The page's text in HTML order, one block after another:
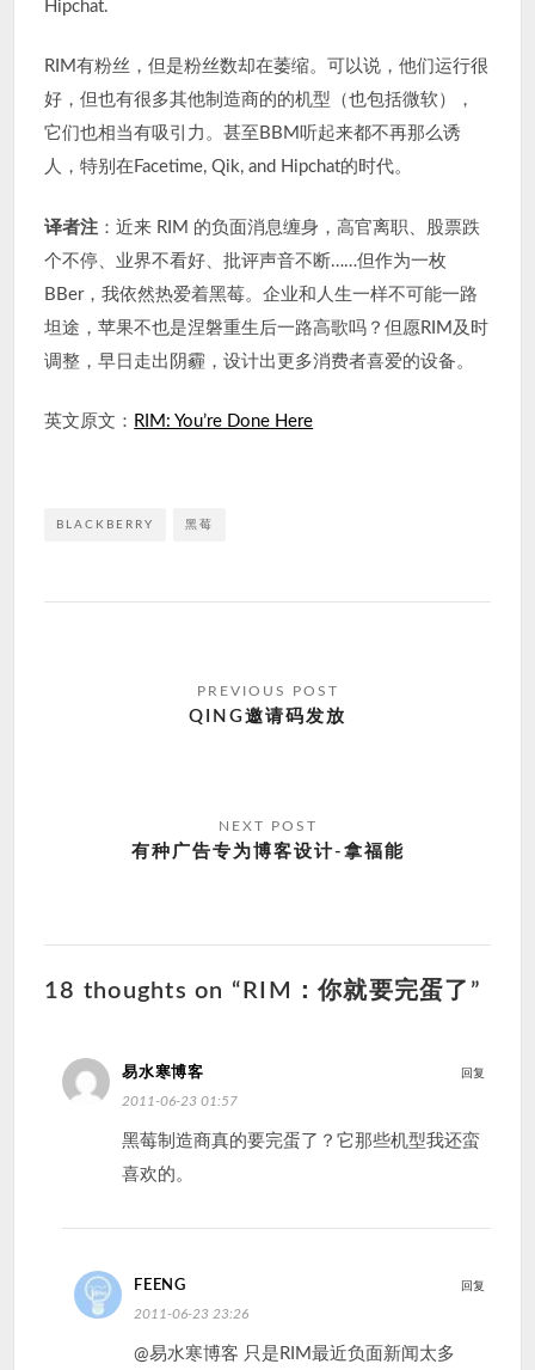
Hipchat.
RIM有粉丝，但是粉丝数却在萎缩。可以说，他们运行很
好，但也有很多其他制造商的的机型（也包括微软），
它们也相当有吸引力。甚至BBM听起来都不再那么诱
人，特别在Facetime, Qik, and Hipchat的时代。
译者注 ：近来 RIM 的负面消息缠身，高官离职、股票跌
个不停、业界不看好、批评声音不断……但作为一枚
BBer，我依然热爱着黑莓。企业和人生一样不可能一路
坦途，苹果不也是涅磐重生后一路高歌吗？但愿RIM及时
调整，早日走出阴霾，设计出更多消费者喜爱的设备。
英文原文： RIM: You’re Done Here
BLACKBERRY 黑莓
QING邀请码发放
有种广告专为博客设计-拿福能
18 thoughts on “RIM：你就要完蛋了”
易水寒博客
2011-06-23 01:57
黑莓制造商真的要完蛋了？它那些机型我还蛮
喜欢的。
回复
FEENG
2011-06-23 23:26
@易水寒博客 只是RIM最近负面新闻太多
回复